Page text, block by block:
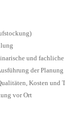
und
der Planung
Kosten und
vor Ort